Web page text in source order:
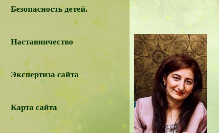
Безопасность детей.
Наставничество
Экспертиза сайта
Карта сайта